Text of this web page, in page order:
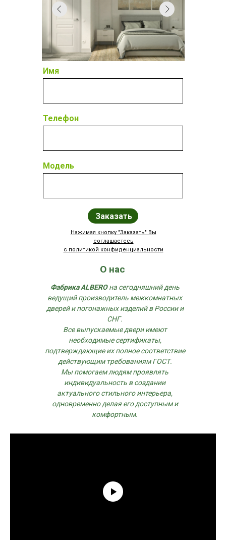
Имя
Телефон
Модель
Заказать
Нажимая кнопку "Заказать" Вы
соглашаетесь
с политикой конфиденциальности
Фабрика ALBEROна сегодняшний день
ведущий производитель межкомнатных
дверей и погонажных изделий в России и
СНГ.
Все выпускаемые двери имеют
необходимые сертификаты,
подтверждающие их полное соответствие
действующим требованиям ГОСТ.
Мы помогаем людям проявлять
индивидуальность в создании
актуального стильного интерьера,
одновременно делая его доступным и
комфортным.
О нас